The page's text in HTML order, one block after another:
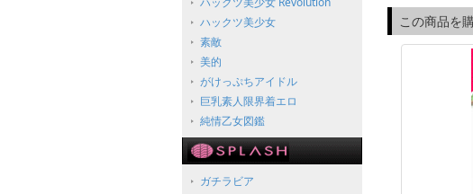
ハックツ美少女
素敵
美的
がけっぷちアイドル
巨乳素人限界着エロ
純情乙女図鑑
ガチラビア
この商品を